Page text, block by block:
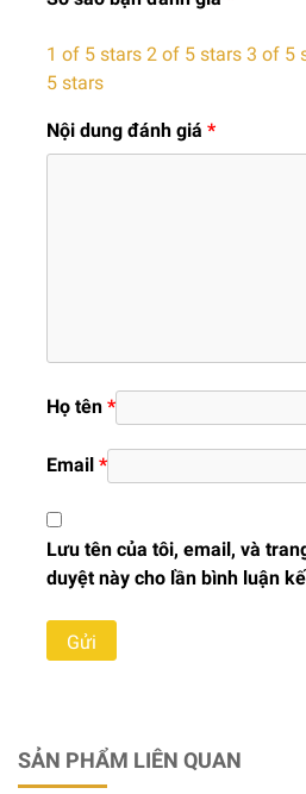
1 of 5 stars 2 of 5 stars 3 of 5
5 stars
Nội dung đánh giá *
Họ tên *
Email *
Lưu tên của tôi, email, và
duyệt này cho lần bình luận
SẢN PHẨM LIÊN QUAN